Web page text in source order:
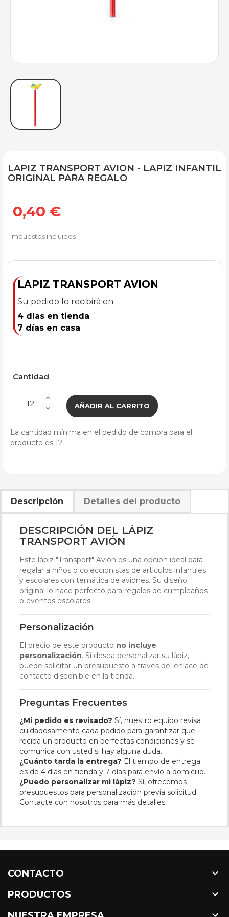
LAPIZ TRANSPORT AVION - LAPIZ INFANTIL
ORIGINAL PARA REGALO
0,40 €
Impuestos incluidos
LAPIZ TRANSPORT AVION
Su pedido lo recibirá en:
4 días en tienda
7 días en casa
Cantidad
AÑADIR AL CARRITO
La cantidad mínima en el pedido de compra para el
producto es 12.
Descripción Detalles del producto
DESCRIPCIÓN DEL LÁPIZ
TRANSPORT AVIÓN
Este lápiz "Transport" Avión es una opción ideal para
regalar a niños o coleccionistas de artículos infantiles
y escolares con temática de aviones. Su diseño
original lo hace perfecto para regalos de cumpleaños
o eventos escolares.
Personalización
El precio de este producto no incluye
personalización. Si desea personalizar su lápiz,
puede solicitar un presupuesto a través del enlace de
contacto disponible en la tienda.
Preguntas Frecuentes
¿Mi pedido es revisado? Sí, nuestro equipo revisa
cuidadosamente cada pedido para garantizar que
reciba un producto en perfectas condiciones y se
comunica con usted si hay alguna duda.
¿Cuánto tarda la entrega? El tiempo de entrega
es de 4 días en tienda y 7 días para envío a domicilio.
¿Puedo personalizar mi lápiz? Sí, ofrecemos
presupuestos para personalización previa solicitud.
Contacte con nosotros para más detalles.
CONTACTO 
PRODUCTOS 